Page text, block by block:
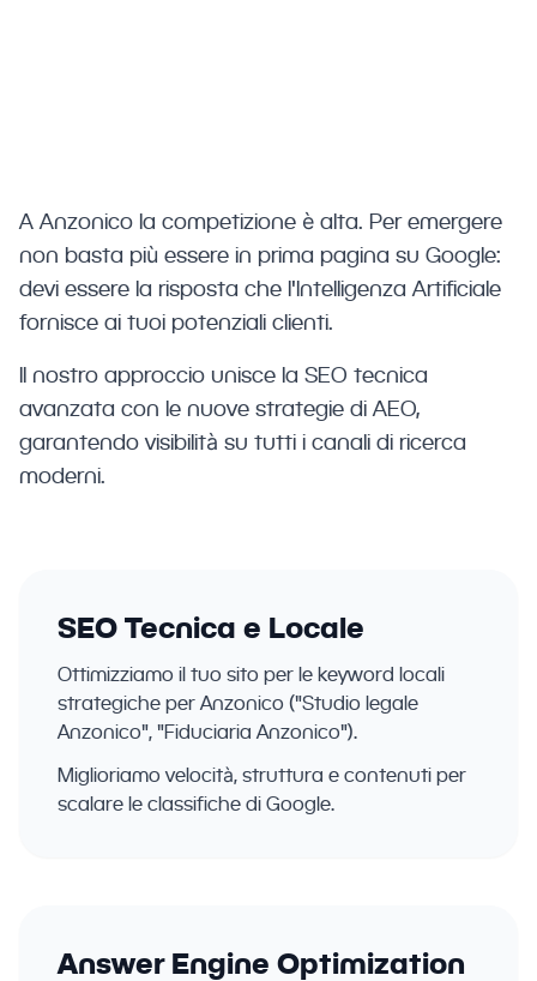
A Anzonico la competizione è alta. Per emergere
non basta più essere in prima pagina su Google:
devi essere la risposta che l'Intelligenza Artificiale
fornisce ai tuoi potenziali clienti.
Il nostro approccio unisce la SEO tecnica
avanzata con le nuove strategie di AEO,
garantendo visibilità su tutti i canali di ricerca
moderni.
SEO Tecnica e Locale
Ottimizziamo il tuo sito per le keyword locali
strategiche per Anzonico ("Studio legale
Anzonico", "Fiduciaria Anzonico").
Miglioriamo velocità, struttura e contenuti per
scalare le classifiche di Google.
Answer Engine Optimization